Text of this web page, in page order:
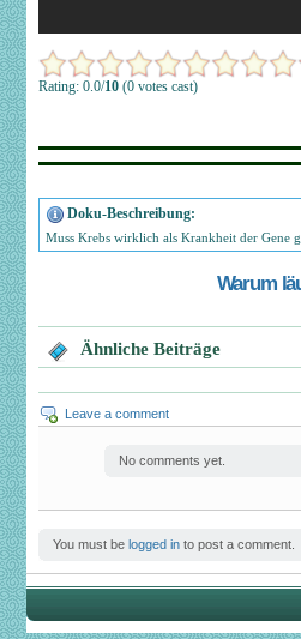
Rating: 0.0/10 (0 votes cast)
Doku-Beschreibung:
Muss Krebs wirklich als Krankheit der Gene
Warum
Ähnliche Beiträge
Leave a comment
No comments yet.
You must be logged in to post a comment.